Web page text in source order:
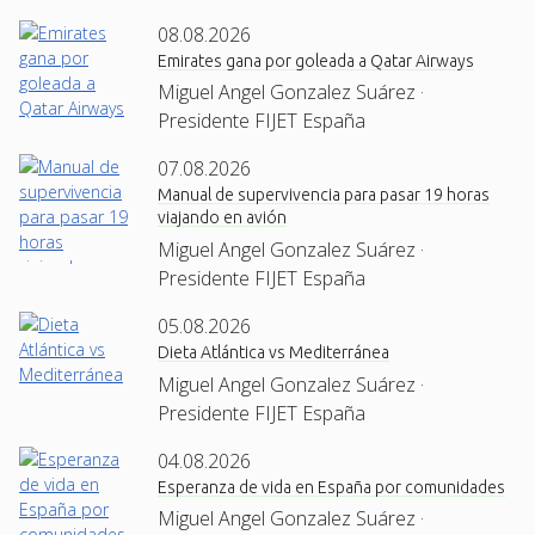
08.08.2026
Emirates gana por goleada a Qatar Airways
Miguel Angel Gonzalez Suárez ·
Presidente FIJET España
07.08.2026
Manual de supervivencia para pasar 19 horas
viajando en avión
Miguel Angel Gonzalez Suárez ·
Presidente FIJET España
05.08.2026
Dieta Atlántica vs Mediterránea
Miguel Angel Gonzalez Suárez ·
Presidente FIJET España
04.08.2026
Esperanza de vida en España por comunidades
Miguel Angel Gonzalez Suárez ·